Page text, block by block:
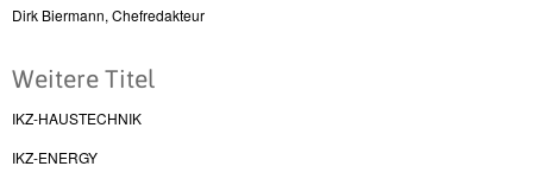
Dirk Biermann, Chefredakteur
Weitere Titel
IKZ-HAUSTECHNIK
IKZ-ENERGY